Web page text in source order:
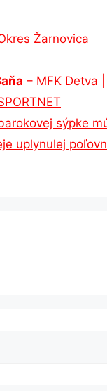
Žarnovica
– MFK Detva
sýpke
uplynulej